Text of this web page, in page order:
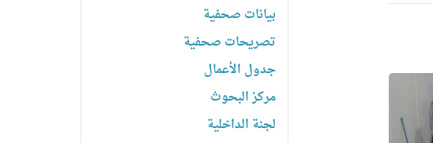
بیانات صحفیة
تصریحات صحفیة
جدول الأعمال
مركز البحوث
لجنة الداخلية